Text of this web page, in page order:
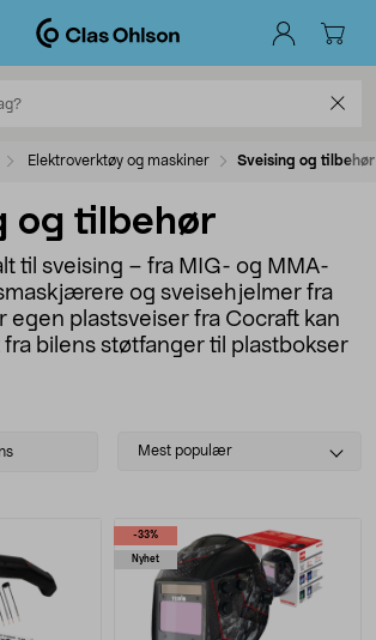
Elektroverktøy og maskiner Sveising og tilbehør
og tilbehør
til sveising – fra MIG- og MMA-
og sveisehjelmer fra
egen plastsveiser fra Cocraft kan
fra bilens støtfanger til plastbokser
Select
Mest populær
-33%
Nyhet